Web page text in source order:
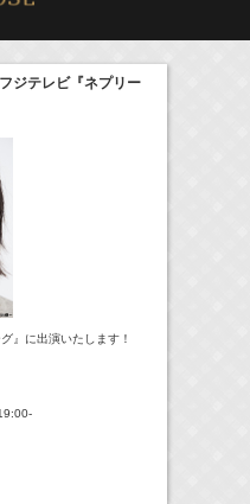
イベント 販売情報
庄司浩平 Now
ャポン
ジテレビ『ネプリー
』に出演いたします！